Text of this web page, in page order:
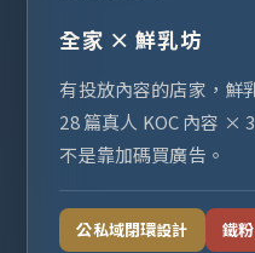
全家 × 鮮乳坊
有投放內容的店家，鮮
28 篇真人 KOC 內容 ×
不是靠加碼買廣告。
公私域閉環設計 鐵